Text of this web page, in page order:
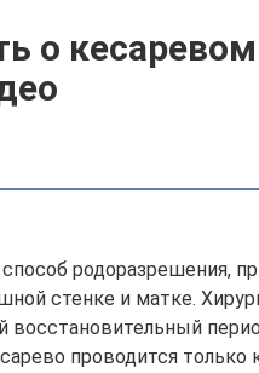
о
родоразрешения,
стенке и матке.
восстановительный
проводится